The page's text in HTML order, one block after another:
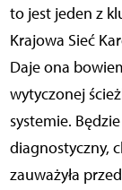
to jest jeden z
Krajowa Sieć
Daje ona
wytyczonej
systemie.
diagnostyczny,
zauważyła